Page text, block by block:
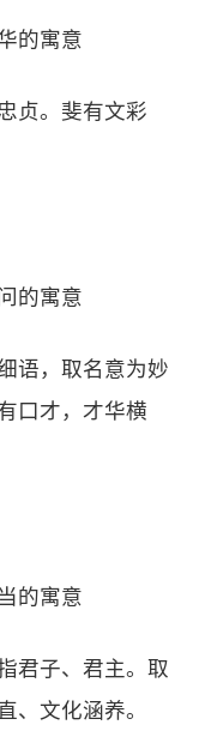
的寓意
贞。斐有文彩
的寓意
语，取名意为妙
口才，才华横
的寓意
君子、君主。取
、文化涵养。